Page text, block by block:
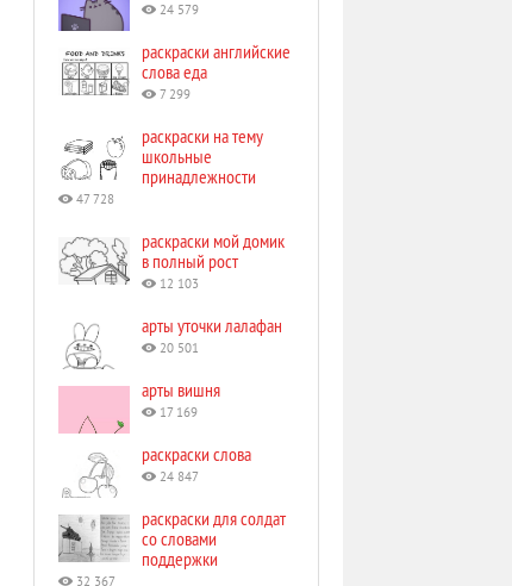
24 579
раскраски английские
слова еда
7 299
раскраски на тему
школьные
принадлежности
47 728
раскраски мой домик
в полный рост
12 103
арты уточки лалафан
20 501
арты вишня
17 169
раскраски слова
24 847
раскраски для солдат
со словами
поддержки
32 367